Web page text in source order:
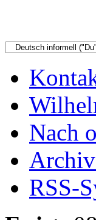
Nach
RSS-